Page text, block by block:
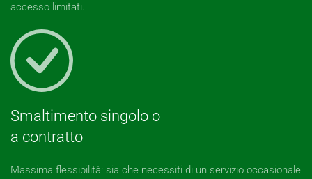
accesso limitati.
Smaltimento singolo o
a contratto
Massima flessibilità: sia che necessiti di un servizio occasionale